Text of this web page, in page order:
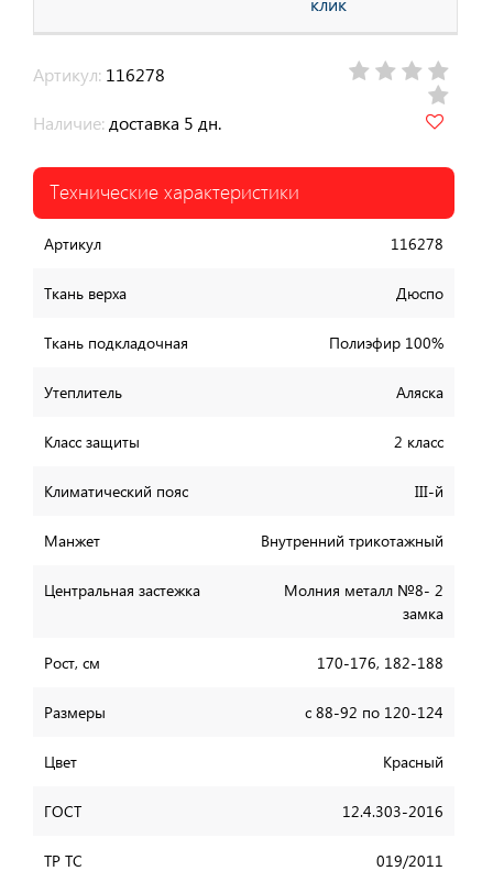
Артикул: 116278
Наличие: доставка 5 дн.
Технические характеристики
Артикул 116278
Ткань верха Дюспо
Ткань подкладочная Полиэфир 100%
Утеплитель Аляска
Класс защиты 2 класс
Климатический пояс III-й
Манжет Внутренний трикотажный
Центральная застежка
Молния металл №8- 2
замка
Рост, см 170-176, 182-188
Размеры с 88-92 по 120-124
Цвет Красный
ГОСТ 12.4.303-2016
ТР ТС 019/2011